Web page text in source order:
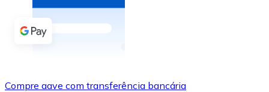
Comprar com dinheiro
Transferência SEPA
Compre aave com transferência bancária